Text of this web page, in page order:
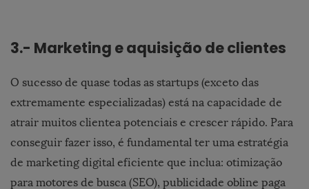
3.- Marketing e aquisição de clientes
O sucesso de quase todas as startups (exceto das
extremamente especializadas) está na capacidade de
atrair muitos clientea potenciais e crescer rápido. Para
conseguir fazer isso, é fundamental ter uma estratégia
de marketing digital eficiente que inclua: otimização
para motores de busca (SEO), publicidade obline paga